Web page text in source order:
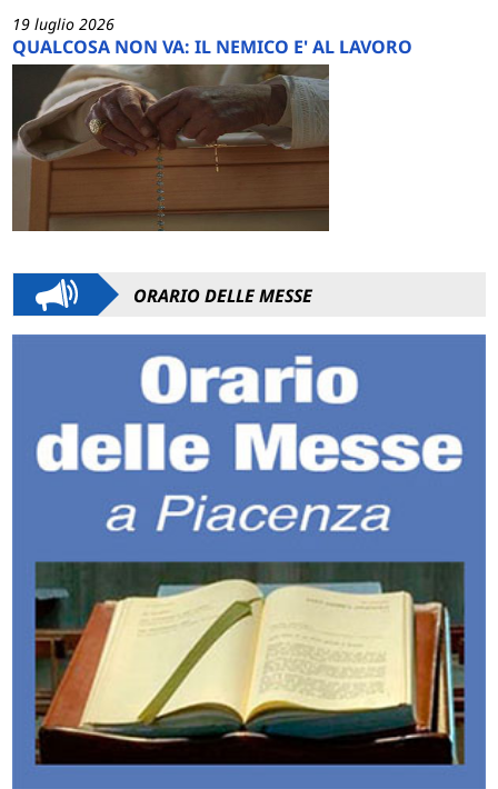
19 luglio 2026
QUALCOSA NON VA: IL NEMICO E' AL LAVORO
ORARIO DELLE MESSE